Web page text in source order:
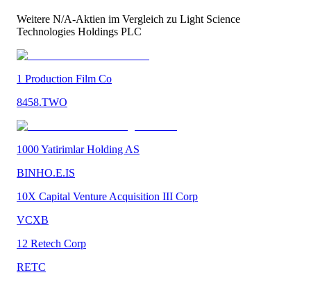
Weitere N/A-Aktien im Vergleich zu Light Science
Technologies Holdings PLC
1 Production Film Co
8458.TWO
1000 Yatirimlar Holding AS
BINHO.E.IS
10X Capital Venture Acquisition III Corp
VCXB
12 Retech Corp
RETC